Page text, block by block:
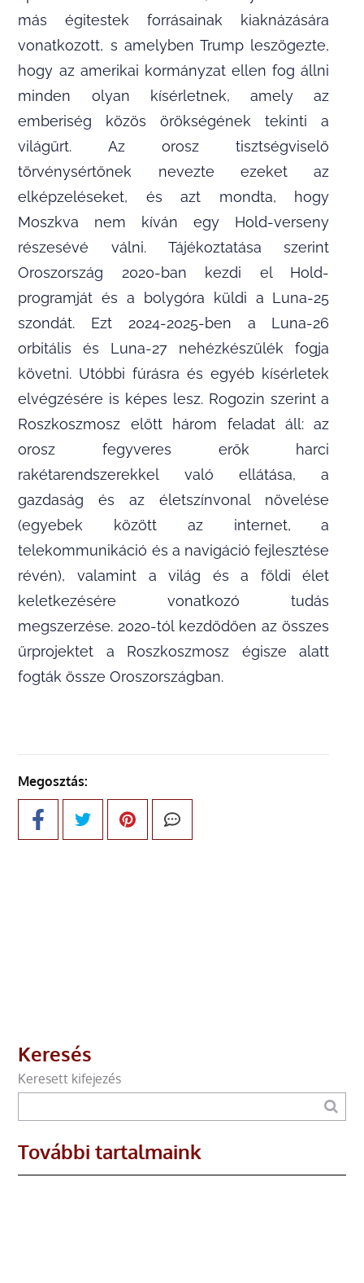
más égitestek forrásainak kiaknázására
vonatkozott, s amelyben Trump leszögezte,
hogy az amerikai kormányzat ellen fog állni
minden olyan kísérletnek, amely az
emberiség közös örökségének tekinti a
világűrt. Az orosz tisztségviselő
törvénysértőnek nevezte ezeket az
elképzeléseket, és azt mondta, hogy
Moszkva nem kíván egy Hold-verseny
részesévé válni. Tájékoztatása szerint
Oroszország 2020-ban kezdi el Hold-
programját és a bolygóra küldi a Luna-25
szondát. Ezt 2024-2025-ben a Luna-26
orbitális és Luna-27 nehézkészülék fogja
követni. Utóbbi fúrásra és egyéb kísérletek
elvégzésére is képes lesz. Rogozin szerint a
Roszkoszmosz előtt három feladat áll: az
orosz fegyveres erők harci
rakétarendszerekkel való ellátása, a
gazdaság és az életszínvonal növelése
(egyebek között az internet, a
telekommunikáció és a navigáció fejlesztése
révén), valamint a világ és a földi élet
keletkezésére vonatkozó tudás
megszerzése. 2020-tól kezdődően az összes
űrprojektet a Roszkoszmosz égisze alatt
fogták össze Oroszországban.
Megosztás:
Keresés
Keresett kifejezés
További tartalmaink